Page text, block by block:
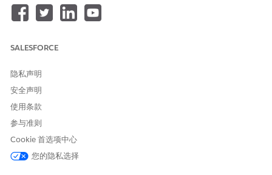
EinsteinForAutomotive 加载项
UniversalCreditMetering
请确保启用这些功能。
设置> 功能设置> Automotive 设置> Automotive
设置> 功能设置> Automotive 生成式 AI
设置> 功能设置> Automotive 生成式 AI> Automotive 客服人
员
设置> 功能设置> 借贷> 数字借贷
SALESFORCE
隐私声明
安全声明
使用条款
参与准则
Cookie 首选项中心
您的隐私选择